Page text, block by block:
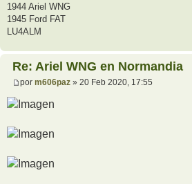
1944 Ariel WNG
1945 Ford FAT
LU4ALM
Re: Ariel WNG en Normandia
por m606paz » 20 Feb 2020, 17:55